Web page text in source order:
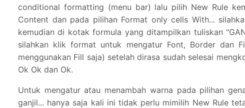
conditional formatting (menu bar) lalu pilih New Rule
Content dan pada pilihan Format only cells With...
kemudian di kotak formula yang ditampilkan tuliskan
silahkan klik format untuk mengatur Font, Border dan
menggunakan Fill saja) setelah dirasa sudah selesai
Ok Ok dan Ok.
Untuk mengatur atau menambah warna pada pilihan
ganjil... hanya saja kali ini tidak perlu mimilih New Rule